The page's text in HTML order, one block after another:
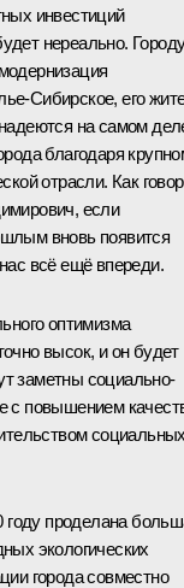
инвестиций
нереально.
Сибирское, его
на самом
благодаря
отрасли. Как
если
вновь появится
всё ещё впереди.
оптимизма
высок, и он будет
заметны социально-
с повышением
году проделана
экологических
города совместно